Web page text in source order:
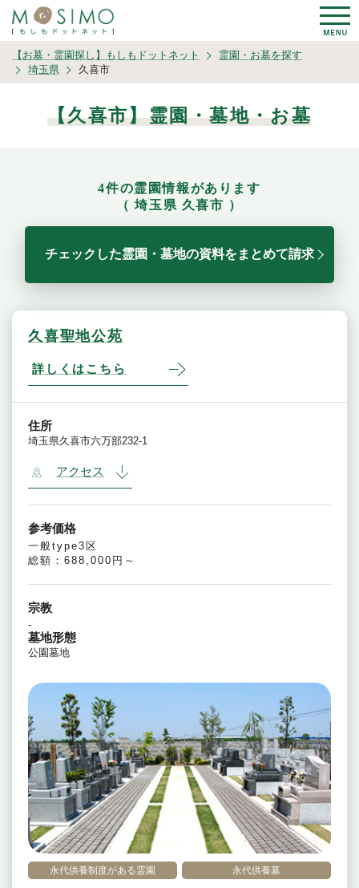
【お墓・霊園探し】もしもドットネット
霊園・お墓を探す
埼玉県
久喜市
【久喜市】霊園・墓地・お墓
4件の霊園情報があります
（ 埼玉県 久喜市 ）
チェックした霊園・墓地の資料をまとめて請求
久喜聖地公苑
詳しくはこちら
永代供養制度がある霊園 永代供養墓
住所
埼玉県久喜市六万部232-1
アクセス
参考価格
一般type3区
総額：688,000円～
宗教
-
墓地形態
公園墓地